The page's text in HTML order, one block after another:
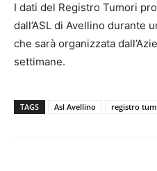
I dati del Registro Tumori
dall’ASL di Avellino durante
che sarà organizzata
settimane.
TAGS Asl Avellino registro